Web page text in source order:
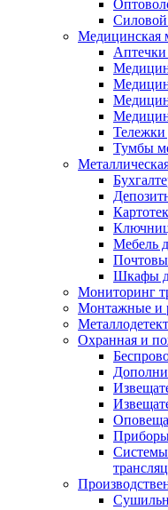
Силовой
Медицинская
Тележки
Тумбы
Мебель
Шкафы
Мониторинг
Монтажные и
Охранная и